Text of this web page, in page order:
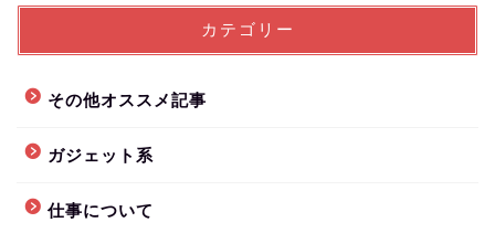
カテゴリー
その他オススメ記事
ガジェット系
仕事について